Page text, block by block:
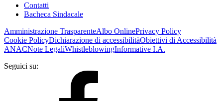
Contatti
Bacheca Sindacale
Amministrazione TrasparenteAlbo OnlinePrivacy Policy
Cookie PolicyDichiarazione di accessibilitàObiettivi di Accessibilità
ANACNote LegaliWhistleblowingInformative I.A.
Seguici su: